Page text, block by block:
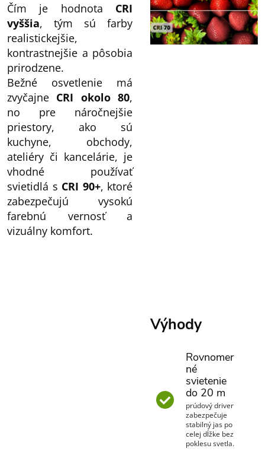
Čím je hodnota CRI
vyššia, tým sú farby
realistickejšie,
kontrastnejšie a pôsobia
prirodzene.
Bežné osvetlenie má
zvyčajne CRI okolo 80,
no pre náročnejšie
priestory, ako sú
kuchyne, obchody,
ateliéry či kancelárie, je
vhodné používať
svietidlá s CRI 90+, ktoré
zabezpečujú vysokú
farebnú vernosť a
vizuálny komfort.
Výhody
Rovnomer
né
svietenie
do 20 m
prúdový driver
zabezpečuje
stabilný jas po
celej dĺžke bez
poklesu svetla.